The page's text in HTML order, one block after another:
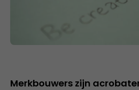
Merkbouwers zijn